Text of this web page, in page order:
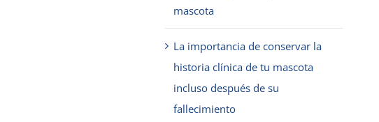
mascota
La importancia de conservar la
historia clínica de tu mascota
incluso después de su
fallecimiento